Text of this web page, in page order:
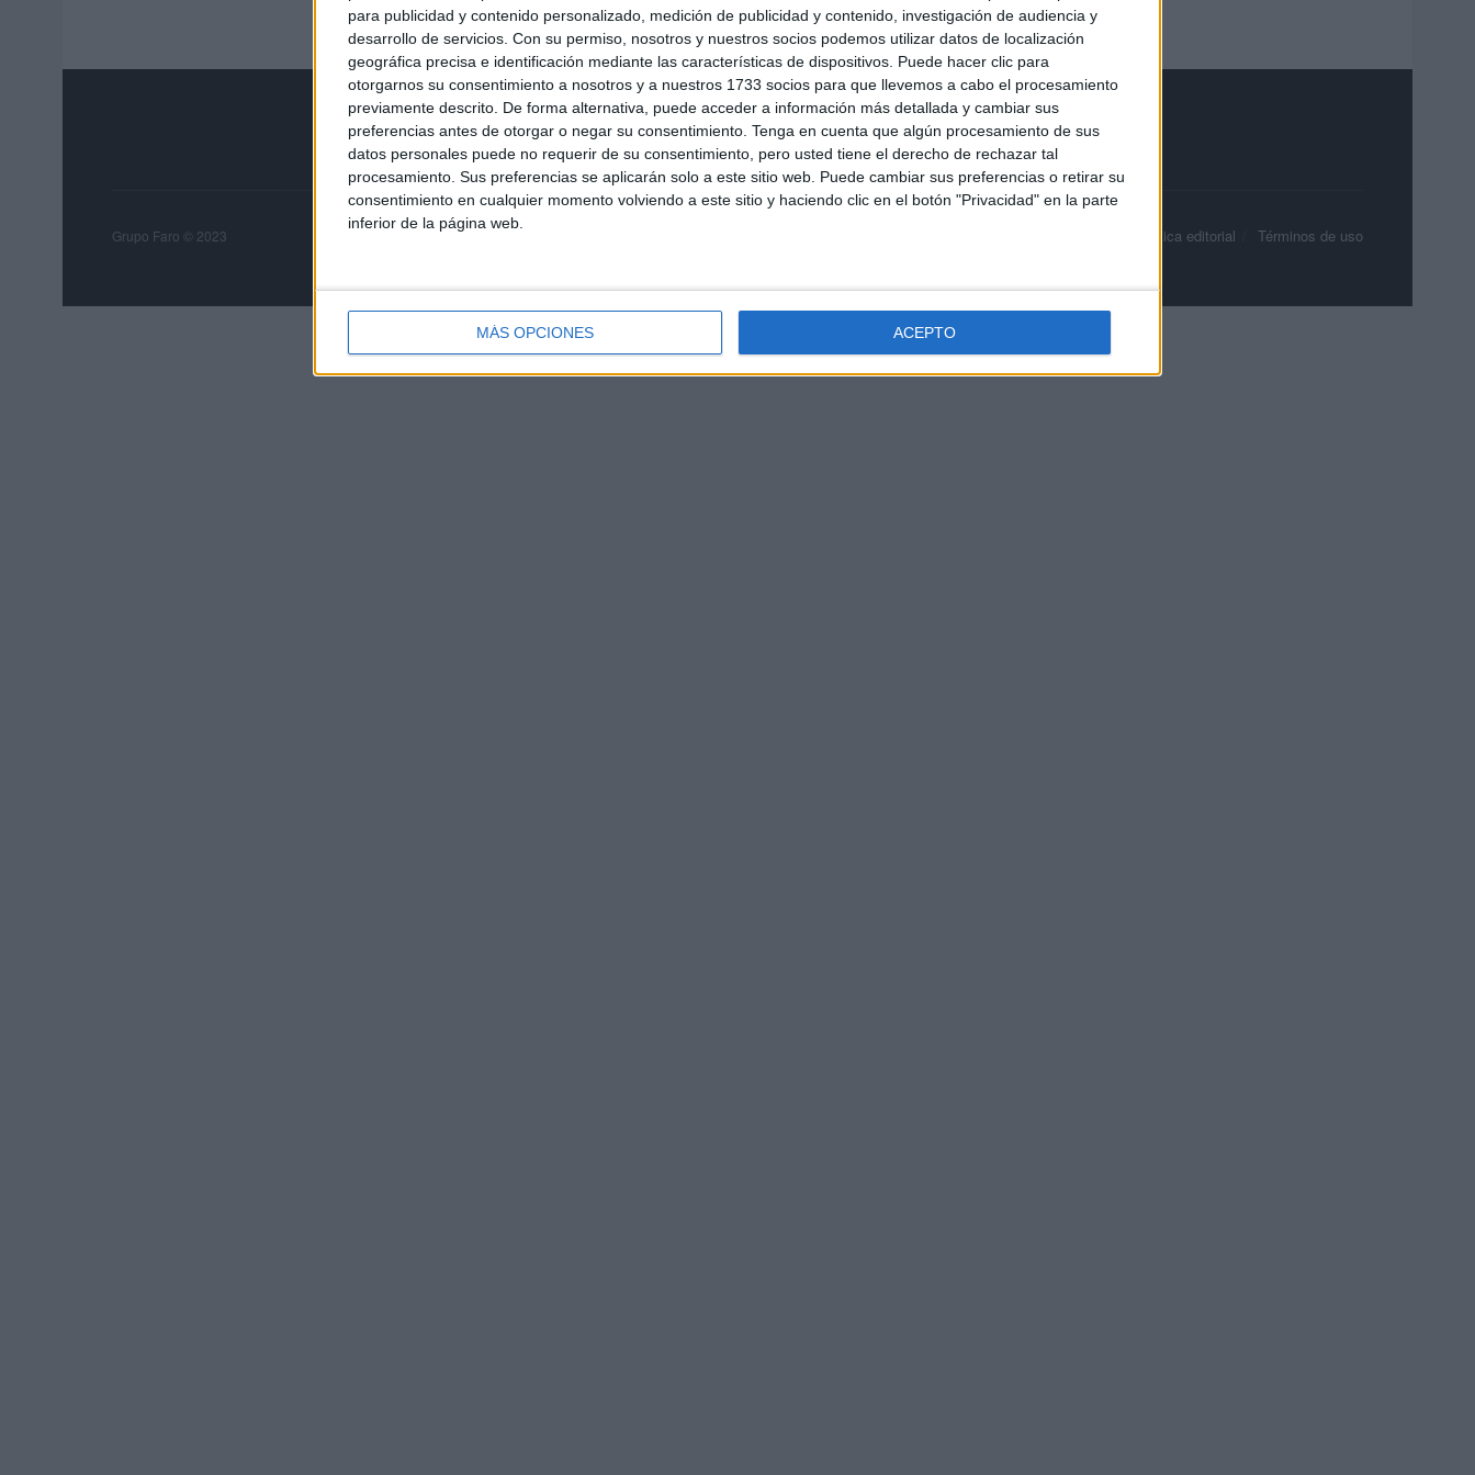
para publicidad y contenido personalizado, medición de publicidad y contenido, investigación de audiencia y
desarrollo de servicios. Con su permiso, nosotros y nuestros socios podemos utilizar datos de localización
geográfica precisa e identificación mediante las características de dispositivos. Puede hacer clic para
otorgarnos su consentimiento a nosotros y a nuestros 1733 socios para que llevemos a cabo el procesamiento
previamente descrito. De forma alternativa, puede acceder a información más detallada y cambiar sus
preferencias antes de otorgar o negar su consentimiento. Tenga en cuenta que algún procesamiento de sus
datos personales puede no requerir de su consentimiento, pero usted tiene el derecho de rechazar tal
procesamiento. Sus preferencias se aplicarán solo a este sitio web. Puede cambiar sus preferencias o retirar su
consentimiento en cualquier momento volviendo a este sitio y haciendo clic en el botón "Privacidad" en la parte
inferior de la página web.
MÁS OPCIONES ACEPTO
Publicidad Política editorial Términos de uso
Grupo Faro © 2023